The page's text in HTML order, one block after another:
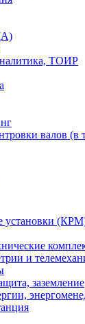
ТОИР
валов (в
установки
и
заземление